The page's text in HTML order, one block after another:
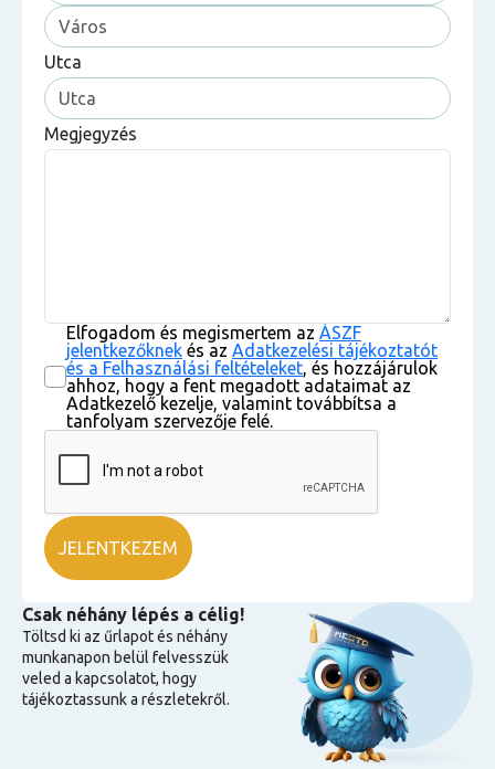
Utca
Megjegyzés
Elfogadom és megismertem az ÁSZF
jelentkezőknek és az Adatkezelési tájékoztatót
és a Felhasználási feltételeket, és hozzájárulok
ahhoz, hogy a fent megadott adataimat az
Adatkezelő kezelje, valamint továbbítsa a
tanfolyam szervezője felé.
Csak néhány lépés a célig!
Töltsd ki az űrlapot és néhány
munkanapon belül felvesszük
veled a kapcsolatot, hogy
tájékoztassunk a részletekről.